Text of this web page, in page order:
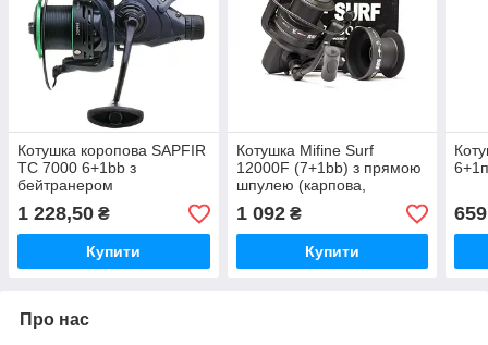
Котушка коропова SAPFIR
TC 7000 6+1bb з
бейтранером
1 228,50 ₴
Купити
Котушка Mifine Surf
12000F (7+1bb) з прямою
шпулею (карпова,
серфова)
1 092₴
Купити
Про нас